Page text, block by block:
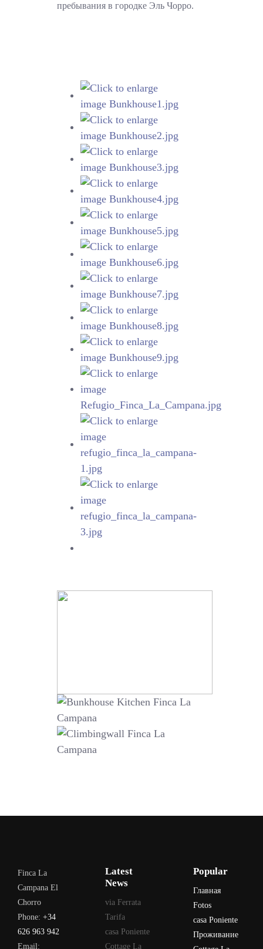
пребывания в городке Эль Чорро.
Finca La
Campana El
Chorro
Phone: +34
626 963 942
Email:
Latest
News
via Ferrata
Tarifa
casa Poniente
Cottage La
Popular
Главная
Fotos
casa Poniente
Проживание